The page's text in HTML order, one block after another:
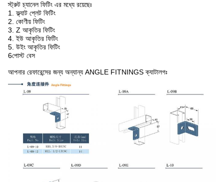
স্ট্রুট চ্যানেল ফিটিং এর মধ্যে রয়েছেঃ
1. ফ্ল্যাট প্লেট ফিটিং
2. কোণীয় ফিটিং
3. Z আকৃতির ফিটিং
4. ইউ আকৃতির ফিটিং
5. উইং আকৃতির ফিটিং
6পোস্ট বেস
আপনার রেফারেন্সের জন্য অন্যান্য ANGLE FITNINGS ক্যাটালগঃ